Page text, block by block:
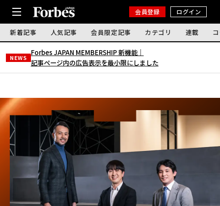
会員登録 ログイン
新着記事 人気記事 会員限定記事 カテゴリ 連載
NEWS
Forbes JAPAN MEMBERSHIP 新機能｜
記事ページ内の広告表示を最小限にしました